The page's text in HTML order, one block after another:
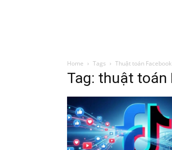
Home Tags Thuật toán
Tag: thuật toán